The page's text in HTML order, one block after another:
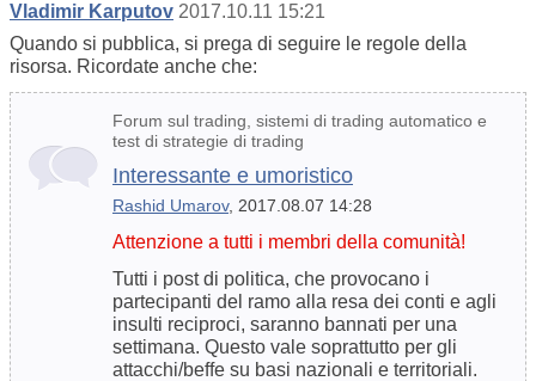
Vladimir Karputov 2017.10.11 15:21
Quando si pubblica, si prega di seguire le regole della
risorsa. Ricordate anche che:
Forum sul trading, sistemi di trading automatico e
test di strategie di trading
Interessante e umoristico
Rashid Umarov, 2017.08.07 14:28
Attenzione a tutti i membri della comunità!
Tutti i post di politica, che provocano i
partecipanti del ramo alla resa dei conti e agli
insulti reciproci, saranno bannati per una
settimana. Questo vale soprattutto per gli
attacchi/beffe su basi nazionali e territoriali.